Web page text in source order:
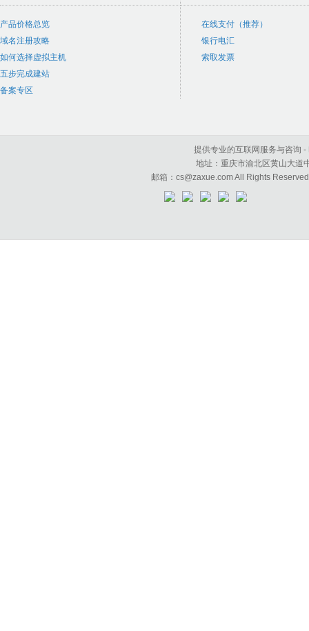
产品价格总览
域名注册攻略
如何选择虚拟主机
五步完成建站
备案专区
在线支付（推荐）
银行电汇
索取发票
提供专业的互联网服务与咨询
地址：重庆市渝北区黄山大
邮箱：cs@zaxue.com All Rights